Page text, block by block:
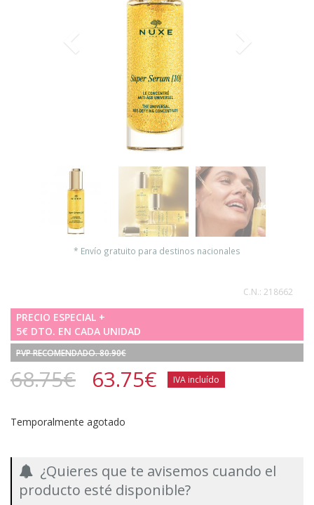
* Envío gratuito para destinos nacionales
C.N.: 218662
PRECIO ESPECIAL +
5€ DTO. EN CADA UNIDAD
PVP RECOMENDADO. 80.90€
68.75€ 63.75€ IVA incluído
Temporalmente agotado
¿Quieres que te avisemos cuando el
producto esté disponible?